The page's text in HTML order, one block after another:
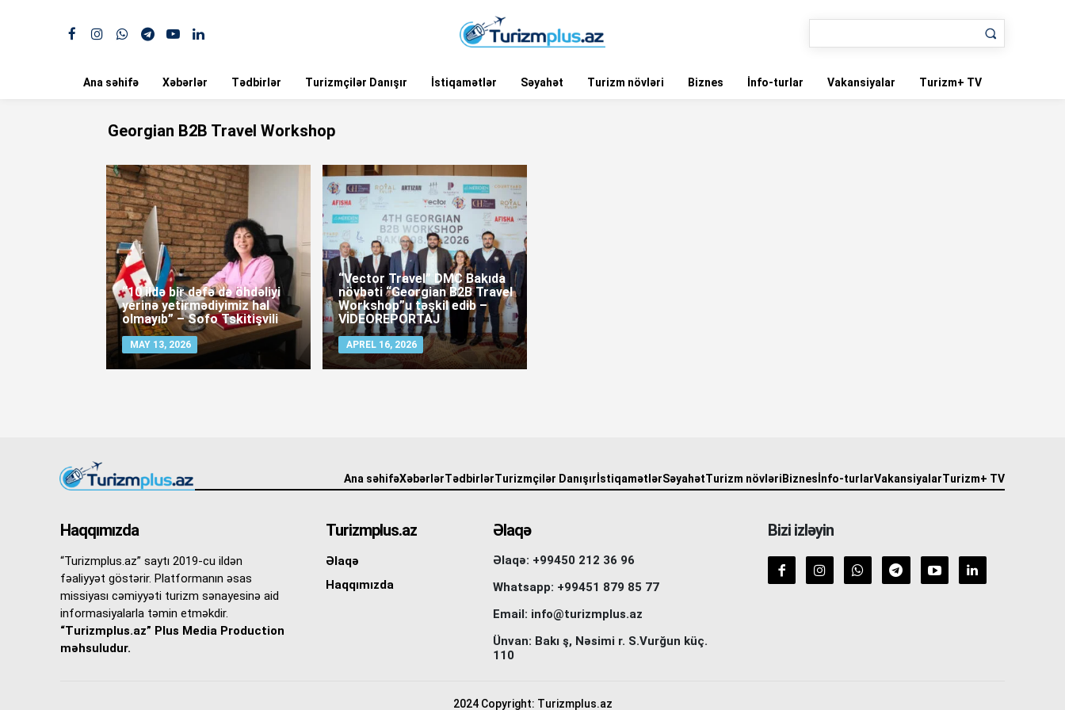
Ana səhifə Xəbərlər Tədbirlər Turizmçilər Danışır İstiqamətlər Səyahət Turizm növləri Biznes İnfo-turlar Vakansiyalar Turizm+ TV
Georgian B2B Travel Workshop
“10 ildə bir dəfə də öhdəliyi
yerinə yetirmədiyimiz hal
olmayıb” – Sofo Tskitişvili
MAY 13, 2026
“Vector Travel” DMC Bakıda
növbəti “Georgian B2B Travel
Workshop”u təşkil edib –
VİDEOREPORTAJ
APREL 16, 2026
Ana səhifəXəbərlərTədbirlərTurizmçilər Danışır İstiqamətlərSəyahətTurizm növləri Biznes İnfo-turlarVakansiyalarTurizm+ TV
Haqqımızda
“Turizmplus.az” saytı 2019-cu ildən
fəaliyyət göstərir. Platformanın əsas
missiyası cəmiyyəti turizm sənayesinə aid
informasiyalarla təmin etməkdir.
“Turizmplus.az” Plus Media Production
məhsuludur.
Turizmplus.az
Əlaqə
Haqqımızda
Əlaqə
Əlaqə: +99450 212 36 96
Whatsapp: +99451 879 85 77
Email: info@turizmplus.az
Ünvan: Bakı ş, Nəsimi r. S.Vurğun küç.
110
Bizi izləyin
2024 Copyright: Turizmplus.az